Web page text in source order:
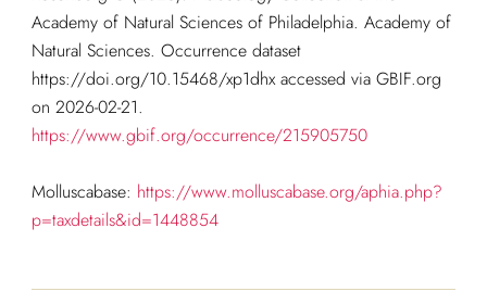
Academy of Natural Sciences of Philadelphia. Academy of
Natural Sciences. Occurrence dataset
https://doi.org/10.15468/xp1dhx accessed via GBIF.org
on 2026-02-21.
https://www.gbif.org/occurrence/215905750
Molluscabase: https://www.molluscabase.org/aphia.php?
p=taxdetails&id=1448854